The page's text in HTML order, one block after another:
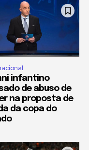
infantino
de abuso de
na proposta de
da copa do